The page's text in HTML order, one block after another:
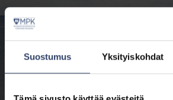
Suostumus Yksityiskohdat